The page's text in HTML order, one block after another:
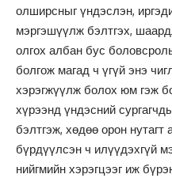
олширсныг үндэслэн,
мэргэшүүлж бэлтгэх,
олгох албан бус
болгож магад ч үгүй энэ
хэрэгжүүлж болох юм гэж
хүрээнд үндэсний
бэлтгэж, хөдөө орон
бүрдүүлсэн ч илүүдэхгүй
нийгмийн хэрэгцээг иж